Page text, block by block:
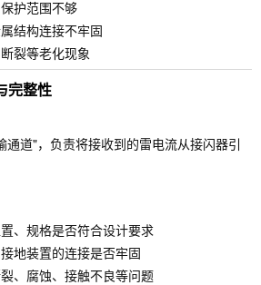
护范围不够
结构连接不牢固
裂等老化现象
完整性
通道"，负责将接收到的雷电流从接闪器引
、规格是否符合设计要求
地装置的连接是否牢固
、腐蚀、接触不良等问题